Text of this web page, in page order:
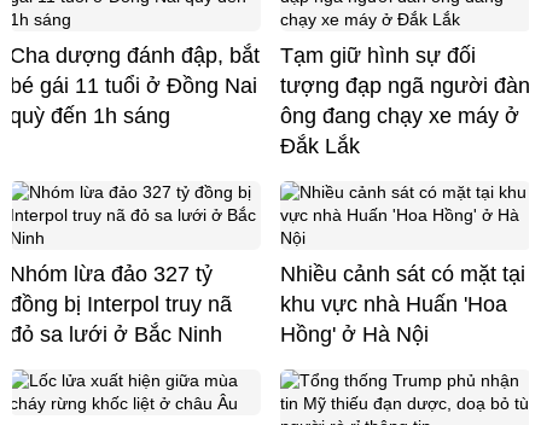
Cha dượng đánh đập, bắt
bé gái 11 tuổi ở Đồng Nai
quỳ đến 1h sáng
Tạm giữ hình sự đối
tượng đạp ngã người đàn
ông đang chạy xe máy ở
Đắk Lắk
Nhóm lừa đảo 327 tỷ
đồng bị Interpol truy nã
đỏ sa lưới ở Bắc Ninh
Nhiều cảnh sát có mặt tại
khu vực nhà Huấn 'Hoa
Hồng' ở Hà Nội